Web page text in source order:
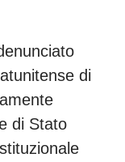
di
di Stato